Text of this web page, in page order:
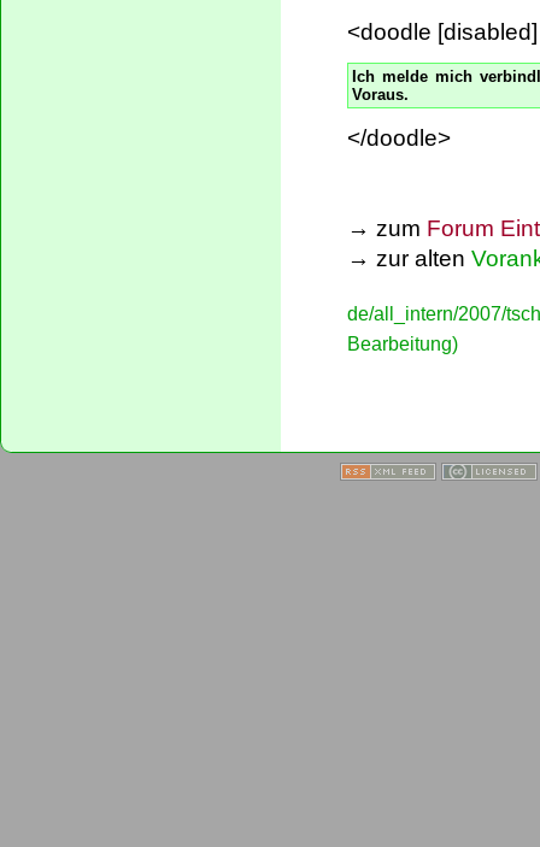
<doodle
Ich melde mich
Voraus.
</doodle>
→ zum Forum
→ zur alten
de/all_intern/2007/
Bearbeitung)